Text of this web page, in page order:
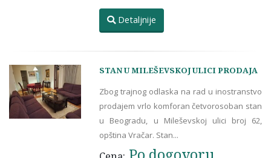
Detaljnije
STAN U MILEŠEVSKOJ ULICI PRODAJA
Zbog trajnog odlaska na rad u inostranstvo
prodajem vrlo komforan četvorosoban stan
u Beogradu, u Mileševskoj ulici broj 62,
opština Vračar. Stan...
Po dogovoru